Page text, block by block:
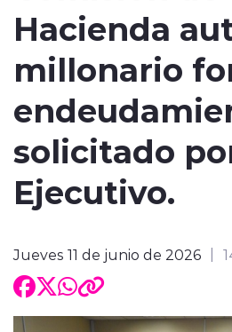
modo claro
Hacienda
millonario
solicitado
Ejecutivo.
Jueves 11 de junio de 2026